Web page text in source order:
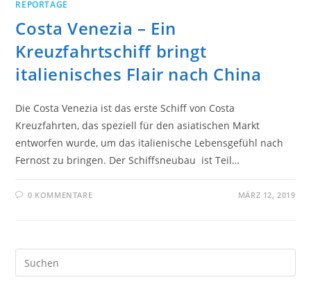
REPORTAGE
Costa Venezia – Ein
Kreuzfahrtschiff bringt
italienisches Flair nach China
Die Costa Venezia ist das erste Schiff von Costa
Kreuzfahrten, das speziell für den asiatischen Markt
entworfen wurde, um das italienische Lebensgefühl nach
Fernost zu bringen. Der Schiffsneubau ist Teil…
0 KOMMENTARE MÄRZ 12, 2019